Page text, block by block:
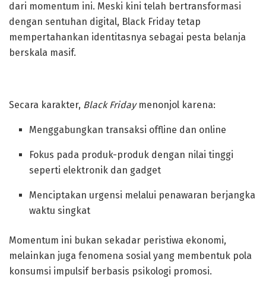
dari momentum ini. Meski kini telah bertransformasi
dengan sentuhan digital, Black Friday tetap
mempertahankan identitasnya sebagai pesta belanja
berskala masif.
Secara karakter, Black Fridaymenonjol karena:
Menggabungkan transaksi offline dan online
Fokus pada produk-produk dengan nilai tinggi
seperti elektronik dan gadget
Menciptakan urgensi melalui penawaran berjangka
waktu singkat
Momentum ini bukan sekadar peristiwa ekonomi,
melainkan juga fenomena sosial yang membentuk pola
konsumsi impulsif berbasis psikologi promosi.